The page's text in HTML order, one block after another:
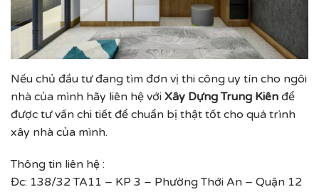
Nếu chủ đầu tư đang tìm đơn vị thi công uy tín cho ngôi
nhà của mình hãy liên hệ với Xây Dựng Trung Kiên để
được tư vấn chi tiết để chuẩn bị thật tốt cho quá trình
xây nhà của mình.
Thông tin liên hệ :
Đc: 138/32 TA11 – KP 3 – Phường Thới An – Quận 12